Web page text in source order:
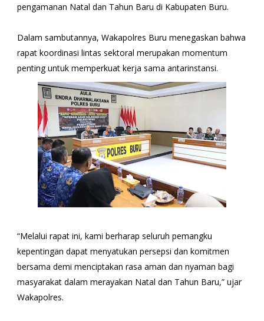
pengamanan Natal dan Tahun Baru di Kabupaten Buru.
Dalam sambutannya, Wakapolres Buru menegaskan bahwa
rapat koordinasi lintas sektoral merupakan momentum
penting untuk memperkuat kerja sama antarinstansi.
“Melalui rapat ini, kami berharap seluruh pemangku
kepentingan dapat menyatukan persepsi dan komitmen
bersama demi menciptakan rasa aman dan nyaman bagi
masyarakat dalam merayakan Natal dan Tahun Baru,” ujar
Wakapolres.